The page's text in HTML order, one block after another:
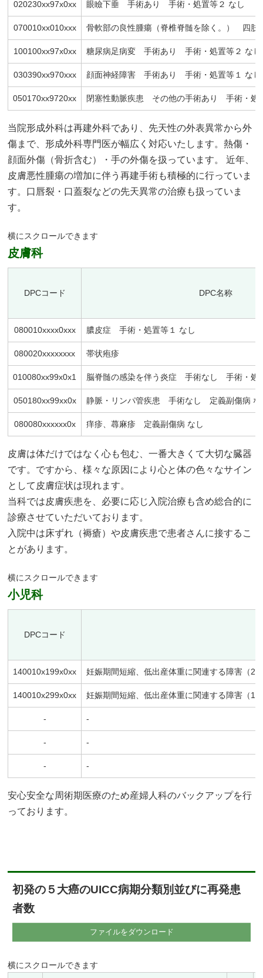
020230xx97x0xx 眼瞼下垂 手術あり 手術・処置等２ なし
070010xx010xxx 骨軟部の良性腫瘍（脊椎脊髄を除く。） 四
100100xx97x0xx 糖尿病足病変 手術あり 手術・処置等２ なし
030390xx970xxx 顔面神経障害 手術あり 手術・処置等１ なし
050170xx9720xx 閉塞性動脈疾患 その他の手術あり 手術・処
当院形成外科は再建外科であり、先天性の外表異常から外
傷まで、形成外科専門医が幅広く対応いたします。熱傷・
顔面外傷（骨折含む）・手の外傷を扱っています。 近年、
皮膚悪性腫瘍の増加に伴う再建手術も積極的に行っていま
す。口唇裂・口蓋裂などの先天異常の治療も扱っていま
す。
皮膚科
DPCコード DPC名称
080010xxxx0xxx 膿皮症 手術・処置等１ なし
080020xxxxxxxx 帯状疱疹
010080xx99x0x1 脳脊髄の感染を伴う炎症 手術なし 手術・処
050180xx99xx0x 静脈・リンパ管疾患 手術なし 定義副傷病 な
080080xxxxxx0x 痒疹、蕁麻疹 定義副傷病 なし
皮膚は体だけではなく心も包む、一番大きくて大切な臓器
です。ですから、様々な原因により心と体の色々なサイン
として皮膚症状は現れます。
当科では皮膚疾患を、必要に応じ入院治療も含め総合的に
診療させていただいております。
入院中は床ずれ（褥瘡）や皮膚疾患で患者さんに接するこ
とがあります。
小児科
DPCコード
140010x199x0xx 妊娠期間短縮、低出産体重に関連する障害（
140010x299x0xx 妊娠期間短縮、低出産体重に関連する障害（
- -
- -
- -
安心安全な周術期医療のため産婦人科のバックアップを行
っております。
初発の５大癌のUICC病期分類別並びに再発患
者数
ファイルをダウンロード